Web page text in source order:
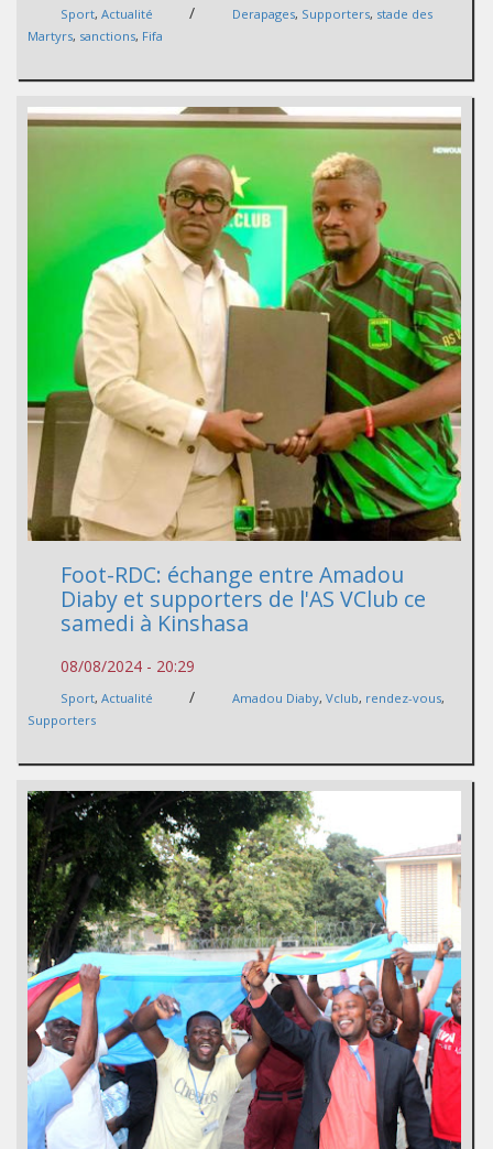
Sport, Actualité / Derapages, Supporters, stade des
Martyrs, sanctions, Fifa
Foot-RDC: échange entre Amadou
Diaby et supporters de l'AS VClub ce
samedi à Kinshasa
08/08/2024 - 20:29
Sport, Actualité / Amadou Diaby, Vclub, rendez-vous,
Supporters